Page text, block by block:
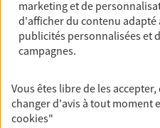
Découvrir l'offre
VOIR TOUTES
marketing et de
d'afficher du contenu adapté
publicités personnalisées et
campagnes.
Vous êtes libre de les
changer d'avis à tout moment
cookies"